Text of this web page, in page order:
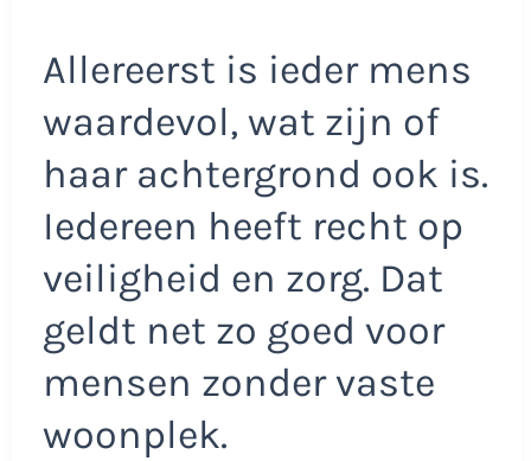
Allereerst is ieder mens
waardevol, wat zijn of
haar achtergrond ook is.
Iedereen heeft recht op
veiligheid en zorg. Dat
geldt net zo goed voor
mensen zonder vaste
woonplek.